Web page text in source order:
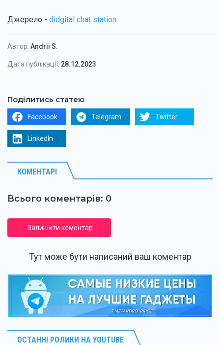
Джерело - didgital chat station
Автор: Andrii S.
Дата публікації: 28.12.2023
Поділитись статею
Facebook Telegram Twitter
LinkedIn
КОМЕНТАРІ
Всього коментарів: 0
Залишити коментар
Тут може бути написаний ваш коментар
ОСТАННІ РОЛИКИ НА YOUTUBE